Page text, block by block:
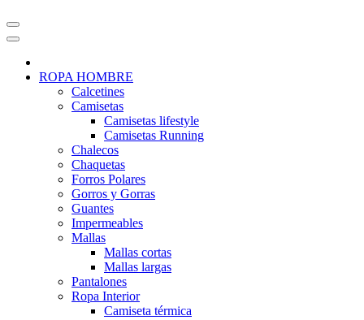
ROPA HOMBRE
Calcetines
Camisetas
Camisetas lifestyle
Camisetas Running
Chalecos
Chaquetas
Forros Polares
Gorros y Gorras
Guantes
Impermeables
Mallas
Mallas cortas
Mallas largas
Pantalones
Ropa Interior
Camiseta térmica